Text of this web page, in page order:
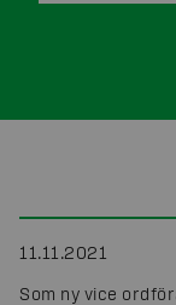
11.11.2021
Som ny vice